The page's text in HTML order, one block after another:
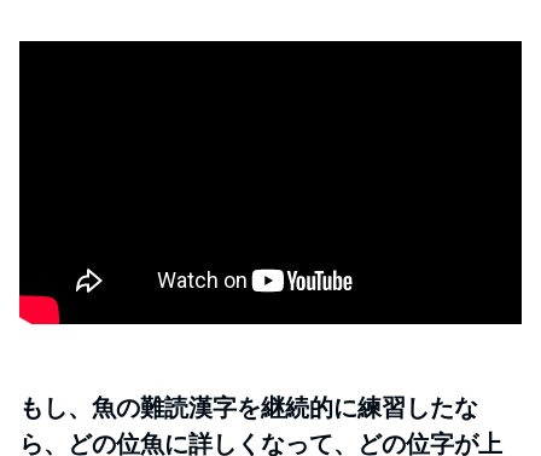
もし、魚の難読漢字を継続的に練習したな
ら、どの位魚に詳しくなって、どの位字が上